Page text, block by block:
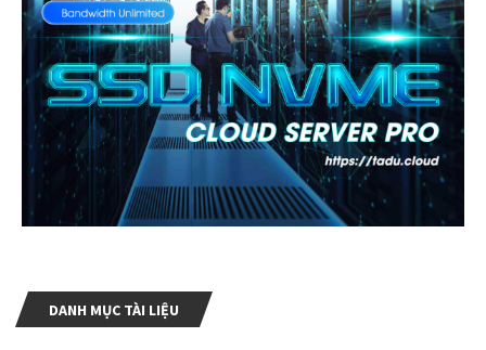
DANH MỤC TÀI LIỆU